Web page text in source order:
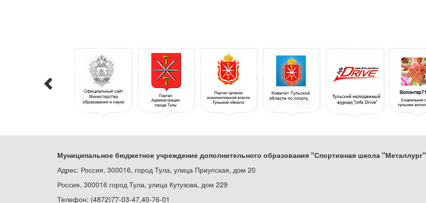
Муниципальное бюджетное учреждение дополнительного образования "Спортивная школа "Металлург"
Адрес: Россия, 300016, город Тула, улица Приупская, дом 20
Россия, 300016 город Тула, улица Кутузова, дом 229
Телефон: (4872)77-03-47,40-76-01